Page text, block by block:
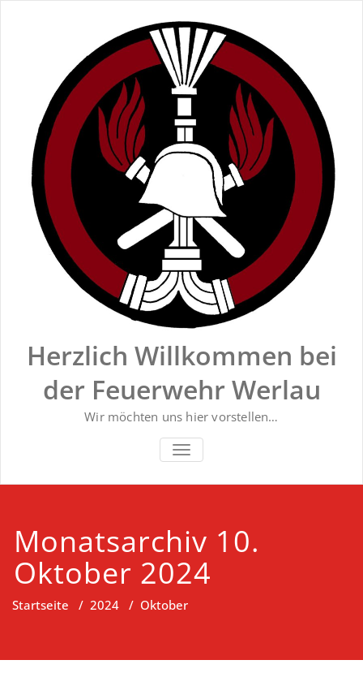
Herzlich Willkommen bei
der Feuerwehr Werlau
Wir möchten uns hier vorstellen…
NAVIGATION UMSCHALTEN
Monatsarchiv 10.
Oktober 2024
Startseite / 2024 / Oktober